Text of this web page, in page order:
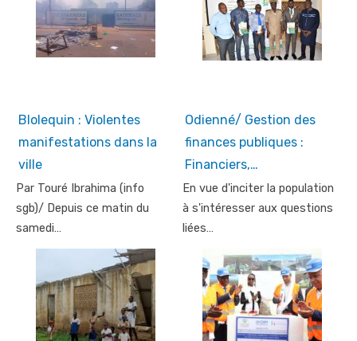
Blolequin : Violentes
manifestations dans la
ville
Par Touré Ibrahima (info
sgb)/ Depuis ce matin du
samedi…
Odienné/ Gestion des
finances publiques :
Financiers,…
En vue d'inciter la population
à s'intéresser aux questions
liées…